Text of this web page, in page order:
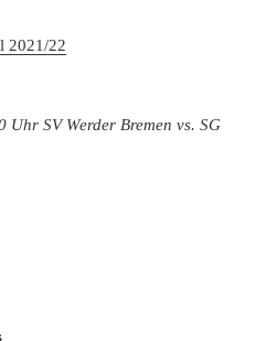
2021/22
SV Werder Bremen vs. SG